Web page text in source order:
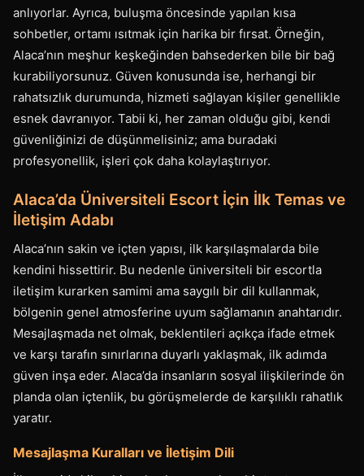
anlıyorlar. Ayrıca, buluşma öncesinde yapılan kısa
sohbetler, ortamı ısıtmak için harika bir fırsat. Örneğin,
Alaca’nın meşhur keşkeğinden bahsederken bile bir bağ
kurabiliyorsunuz. Güven konusunda ise, herhangi bir
rahatsızlık durumunda, hizmeti sağlayan kişiler genellikle
esnek davranıyor. Tabii ki, her zaman olduğu gibi, kendi
güvenliğinizi de düşünmelisiniz; ama buradaki
profesyonellik, işleri çok daha kolaylaştırıyor.
Alaca’da Üniversiteli Escort İçin İlk Temas ve
İletişim Adabı
Alaca’nın sakin ve içten yapısı, ilk karşılaşmalarda bile
kendini hissettirir. Bu nedenle üniversiteli bir escortla
iletişim kurarken samimi ama saygılı bir dil kullanmak,
bölgenin genel atmosferine uyum sağlamanın anahtarıdır.
Mesajlaşmada net olmak, beklentileri açıkça ifade etmek
ve karşı tarafın sınırlarına duyarlı yaklaşmak, ilk adımda
güven inşa eder. Alaca’da insanların sosyal ilişkilerinde ön
planda olan içtenlik, bu görüşmelerde de karşılıklı rahatlık
yaratır.
Mesajlaşma Kuralları ve İletişim Dili